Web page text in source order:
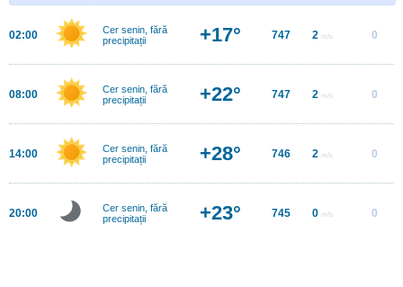
02:00
Cer senin, fără
precipitații
+17° 747 2 m/s 0
08:00
Cer senin, fără
precipitații
+22° 747 2 m/s 0
14:00
Cer senin, fără
precipitații
+28° 746 2 m/s 0
20:00
Cer senin, fără
precipitații
+23° 745 0 m/s 0